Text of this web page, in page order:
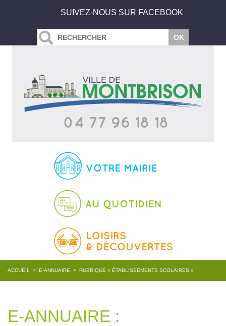
SUIVEZ-NOUS SUR FACEBOOK
ACCUEIL > E-ANNUAIRE > RUBRIQUE « ÉTABLISSEMENTS SCOLAIRES »
E-ANNUAIRE :